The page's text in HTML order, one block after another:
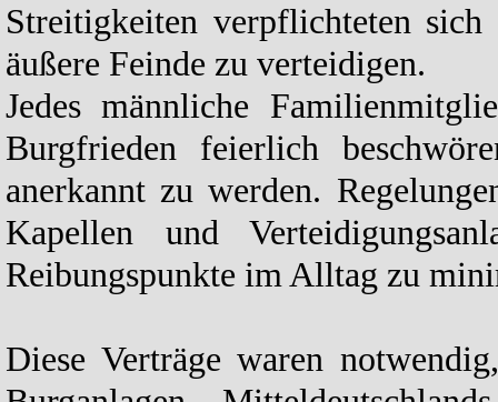
Streitigkeiten verpflichteten
äußere Feinde zu verteidigen.
Jedes männliche
Burgfrieden feierlich
anerkannt zu werden.
Kapellen und
Reibungspunkte im Alltag zu
Diese Verträge waren